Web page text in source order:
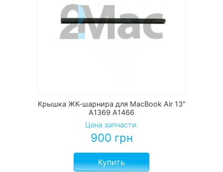
Крышка ЖК-шарнира для MacBook Air 13″
A1369 A1466
Цена запчасти:
900 грн
Купить